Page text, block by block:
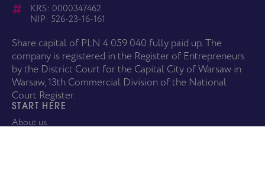
KRS: 0000347462
NIP: 526-23-16-161
Share capital of PLN 4 059 040 fully paid up. The
company is registered in the Register of Entrepreneurs
by the District Court for the Capital City of Warsaw in
Warsaw, 13th Commercial Division of the National
Court Register.
START HERE
About us